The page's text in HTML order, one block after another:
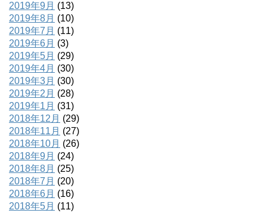
2019年9月 (13)
2019年8月 (10)
2019年7月 (11)
2019年6月 (3)
2019年5月 (29)
2019年4月 (30)
2019年3月 (30)
2019年2月 (28)
2019年1月 (31)
2018年12月 (29)
2018年11月 (27)
2018年10月 (26)
2018年9月 (24)
2018年8月 (25)
2018年7月 (20)
2018年6月 (16)
2018年5月 (11)